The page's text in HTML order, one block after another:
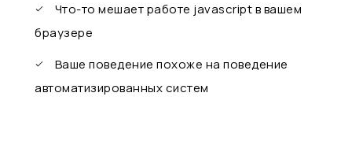
Что-то мешает работе javascript в вашем
браузере
Ваше поведение похоже на поведение
автоматизированных систем